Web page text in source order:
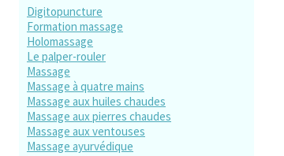
Digitopuncture
Formation massage
Holomassage
Le palper-rouler
Massage
Massage à quatre mains
Massage aux huiles chaudes
Massage aux pierres chaudes
Massage aux ventouses
Massage ayurvédique